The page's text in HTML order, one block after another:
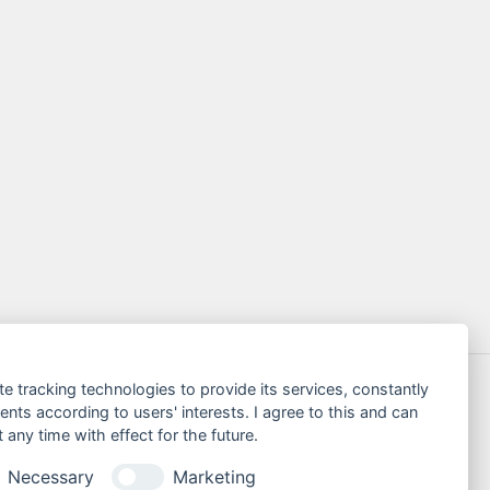
tracking technologies to provide its services, constantly
according to users' interests. I agree to this and can
any time with effect for the future.
Necessary Marketing